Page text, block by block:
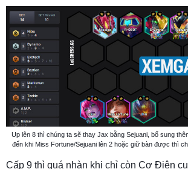
Up lên 8 thì chúng ta sẽ thay Jax bằng Sejuani, bổ sung
đến khi Miss Fortune/Sejuani lên 2 hoặc giữ bàn được thì
Cấp 9 thì quá nhàn khi chỉ còn Cơ Điện